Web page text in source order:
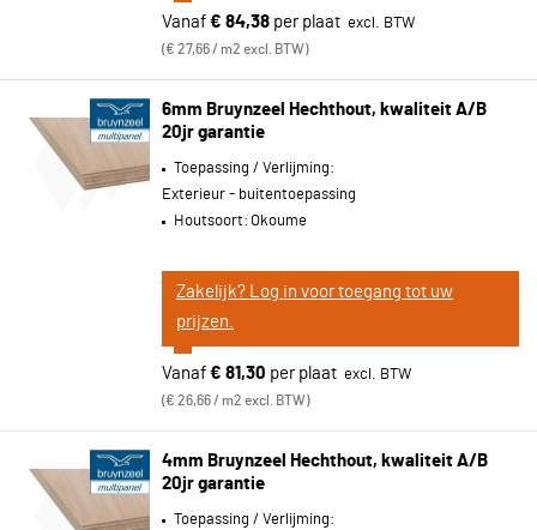
Vanaf € 84,38 per plaat
€ 27,66 / m2 excl. BTW
6mm Bruynzeel Hechthout, kwaliteit A/B
20jr garantie
Toepassing / Verlijming:
Exterieur - buitentoepassing
Houtsoort: Okoume
Zakelijk? Log in voor toegang tot uw
prijzen.
Vanaf € 81,30 per plaat
€ 26,66 / m2 excl. BTW
4mm Bruynzeel Hechthout, kwaliteit A/B
20jr garantie
Toepassing / Verlijming: